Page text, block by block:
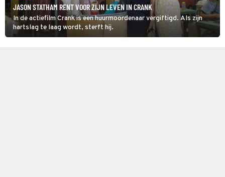
JASON STATHAM RENT VOOR ZIJN LEVEN IN CRANK
In de actiefilm Crank is een huurmoordenaar vergiftigd. Als zijn
hartslag te laag wordt, sterft hij.